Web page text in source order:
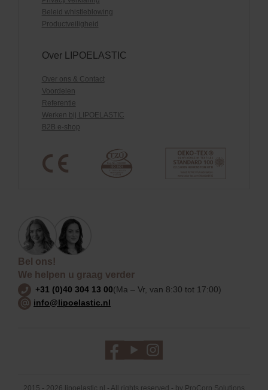
Beleid whistleblowing
Productveiligheid
Over LIPOELASTIC
Over ons & Contact
Voordelen
Referentie
Werken bij LIPOELASTIC
B2B e-shop
Bel ons!
We helpen u graag verder
+31 (0)40 304 13 00(Ma – Vr, van 8:30 tot 17:00)
info@lipoelastic.nl